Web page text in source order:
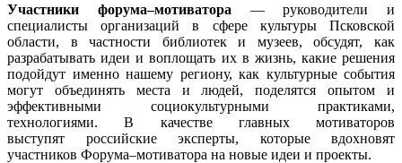
Участники форума–мотиватора — руководители и
специалисты организаций в сфере культуры Псковской
области, в частности библиотек и музеев, обсудят, как
разрабатывать идеи и воплощать их в жизнь, какие решения
подойдут именно нашему региону, как культурные события
могут объединять места и людей, поделятся опытом и
эффективными социокультурными практиками,
технологиями.​ В качестве главных мотиваторов
выступят российские эксперты, которые вдохновят
участников Форума–мотиватора на новые идеи и проекты.